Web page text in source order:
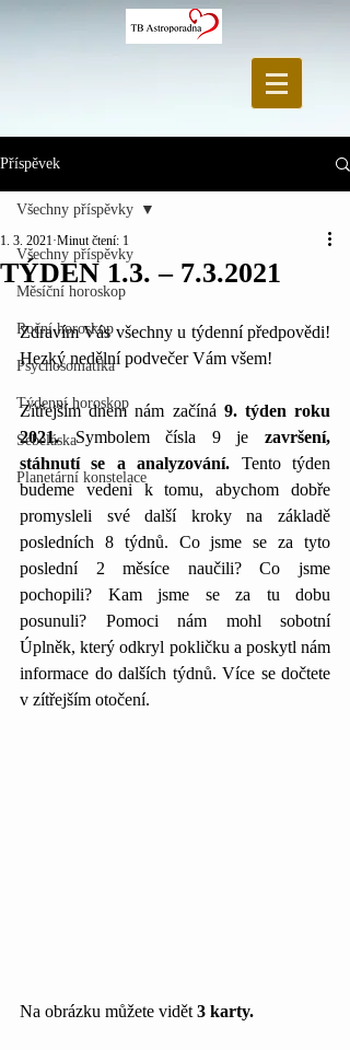
Příspěvek
Všechny příspěvky
Měsíční horoskop
Roční horoskop
Psychosomatika
Týdenní horoskop
Sebeláska
Planetární konstelace
Všechny příspěvky
TÝDEN 1.3. – 7.3.2021
1. 3. 2021 Minut čtení: 1
Zdravím Vás všechny u týdenní předpovědi!
Hezký nedělní podvečer Vám všem!
Zítřejším dnem nám začíná 9. týden roku
2021. Symbolem čísla 9 je završení,
stáhnutí se a analyzování. Tento týden
budeme vedeni k tomu, abychom dobře
promysleli své další kroky na základě
posledních 8 týdnů. Co jsme se za tyto
poslední 2 měsíce naučili? Co jsme
pochopili? Kam jsme se za tu dobu
posunuli? Pomoci nám mohl sobotní
Úplněk, který odkryl pokličku a poskytl nám
informace do dalších týdnů. Více se dočtete
v zítřejším otočení.
Na obrázku můžete vidět 3 karty.